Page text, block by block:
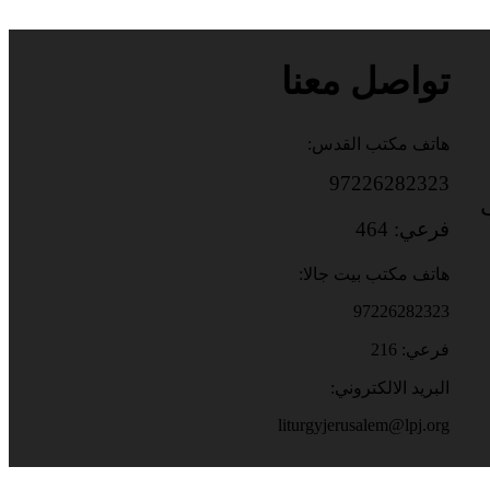
تواصل معنا
هاتف مكتب القدس:
97226282323
فرعي: 464
هاتف مكتب بيت جالا:
97226282323
فرعي: 216
البريد الالكتروني:
liturgyjerusalem@lpj.org